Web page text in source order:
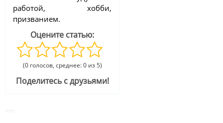
работой, хобби,
призванием.
Оцените статью:
(0 голосов, среднее: 0 из 5)
Поделитесь с друзьями!